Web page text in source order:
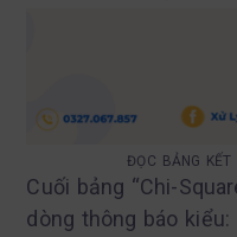
ĐỌC BẢNG KẾT
Cuối bảng “Chi-
dòng thông báo kiểu: